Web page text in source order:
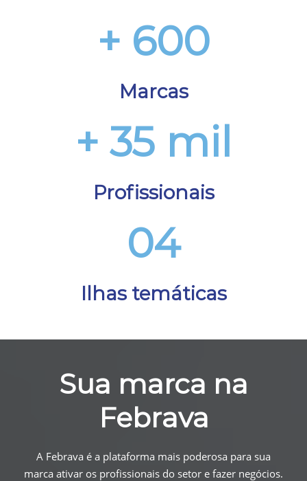
+ 600
Marcas
+ 35 mil
Profissionais
04
Ilhas temáticas
Sua marca na
Febrava
A Febrava é a plataforma mais poderosa para sua
marca ativar os profissionais do setor e fazer negócios.